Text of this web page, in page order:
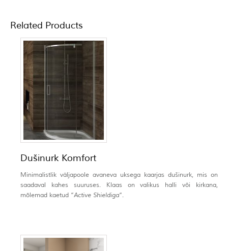
Related Products
Dušinurk Komfort
Minimalistlik väljapoole avaneva uksega kaarjas dušinurk, mis on
saadaval kahes suuruses. Klaas on valikus halli või kirkana,
mõlemad kaetud “Active Shieldiga“.